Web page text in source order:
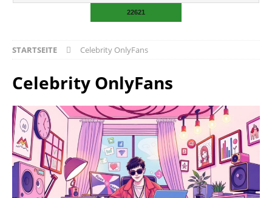
STARTSEITE Celebrity OnlyFans
Celebrity OnlyFans